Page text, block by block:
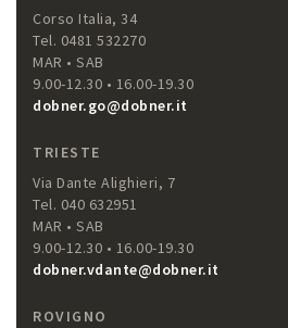
Corso Italia, 34
Tel. 0481 532270
MAR • SAB
9.00-12.30 • 16.00-19.30
dobner.go@dobner.it
TRIESTE
Via Dante Alighieri, 7
Tel. 040 632951
MAR • SAB
9.00-12.30 • 16.00-19.30
dobner.vdante@dobner.it
ROVIGNO